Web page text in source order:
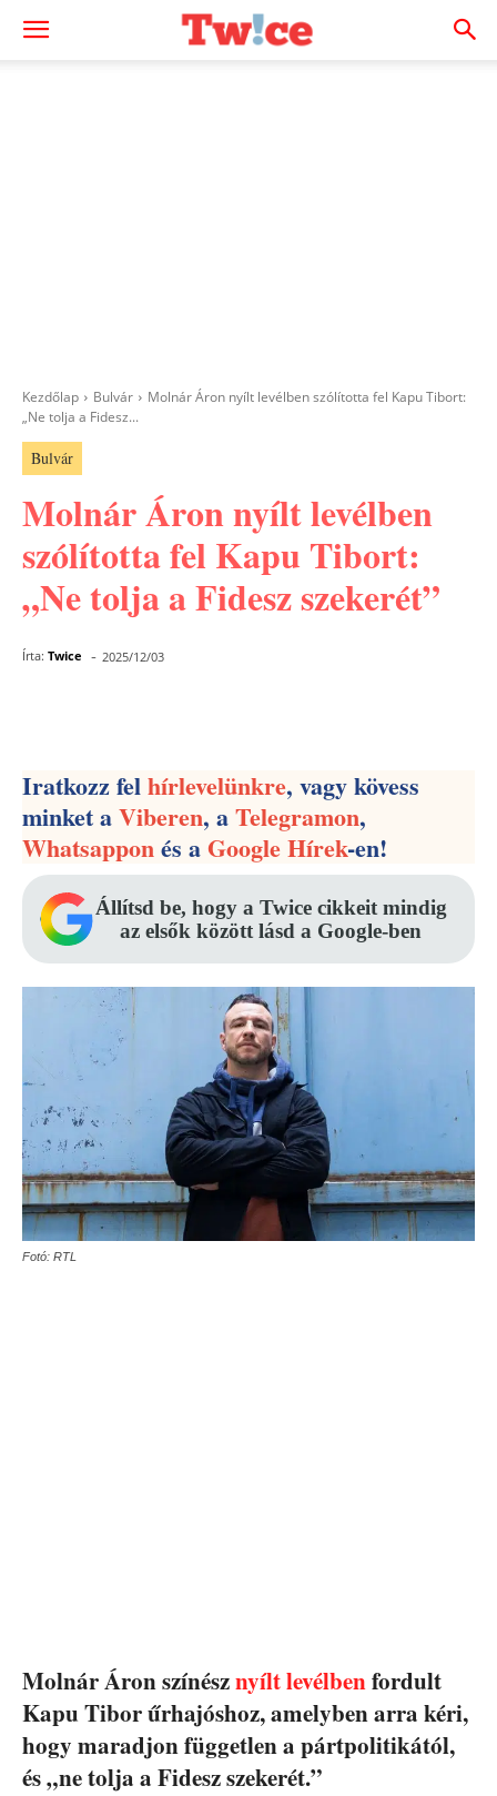
Kezdőlap Bulvár
Molnár Áron nyílt levélben szólította fel Kapu Tibort:
„Ne tolja a Fidesz...
Bulvár
Molnár Áron nyílt levélben
szólította fel Kapu Tibort:
„Ne tolja a Fidesz szekerét”
Írta: Twice - 2025/12/03
Iratkozz felhírlevelünkre, vagy kövess
minket aViberen, aTelegramon,
Whatsapponés aGoogle Hírek-en!
Állítsd be, hogy a Twice cikkeit mindig
az elsők között lásd a Google-ben
Fotó: RTL
Molnár Áron színésznyílt levélbenfordult
Kapu Tibor űrhajóshoz, amelyben arra kéri,
hogy maradjon független a pártpolitikától,
és „ne tolja a Fidesz szekerét.”